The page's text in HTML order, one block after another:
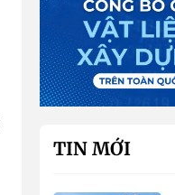
TIN MỚI